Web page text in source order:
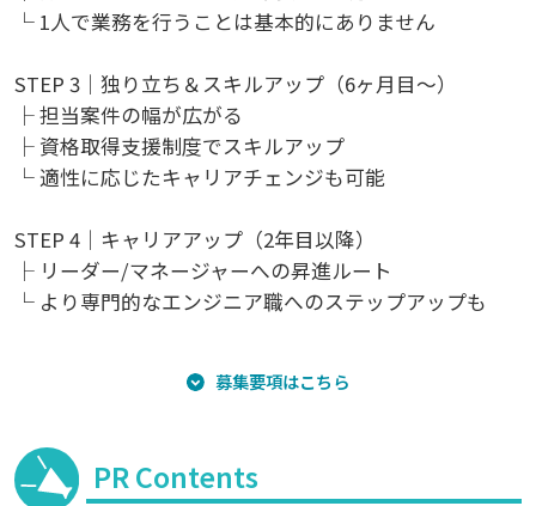
└ 1人で業務を行うことは基本的にありません
STEP 3｜独り立ち＆スキルアップ（6ヶ月目～）
├ 担当案件の幅が広がる
├ 資格取得支援制度でスキルアップ
└ 適性に応じたキャリアチェンジも可能
STEP 4｜キャリアアップ（2年目以降）
├ リーダー/マネージャーへの昇進ルート
└ より専門的なエンジニア職へのステップアップも
募集要項はこちら
PR Contents